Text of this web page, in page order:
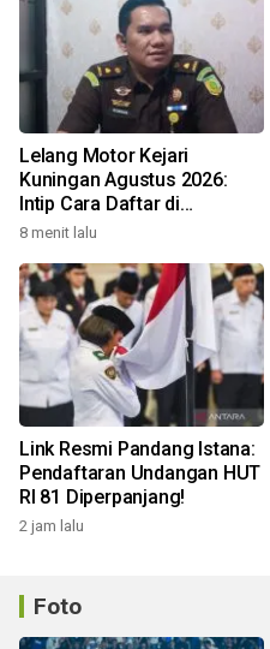
Lelang Motor Kejari
Kuningan Agustus 2026:
Intip Cara Daftar di
lelang.go.id
8 menit lalu
Link Resmi Pandang Istana:
Pendaftaran Undangan HUT
RI 81 Diperpanjang!
2 jam lalu
Foto